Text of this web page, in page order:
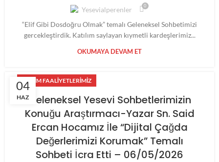
Yesevialperenler 0
“Elif Gibi Dosdoğru Olmak” temalı Geleneksel Sohbetimizi
gercekleştirdik. Katılım saylayan kıymetli kardeşlerimiz...
OKUMAYA DEVAM ET
04
HAZ
EĞITIM FAALIYETLERIMIZ
Geleneksel Yesevi Sohbetlerimizin
Konuğu Araştırmacı-Yazar Sn. Said
Ercan Hocamız İle “Dijital Çağda
Değerlerimizi Korumak” Temalı
Sohbeti İcra Etti – 06/05/2026